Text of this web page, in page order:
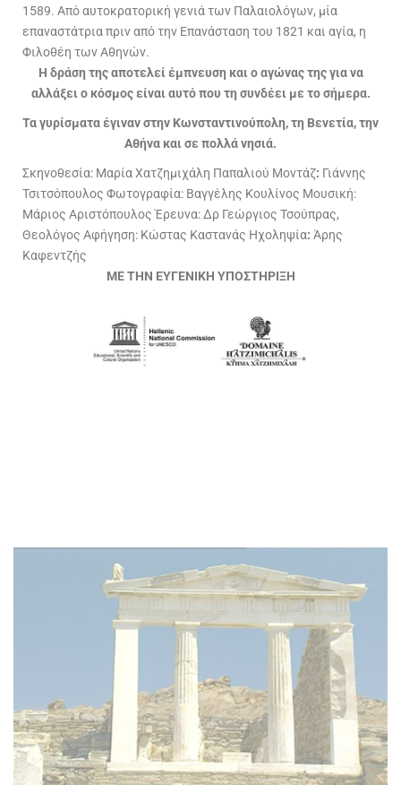
1589. Από αυτοκρατορική γενιά των Παλαιολόγων, μία
επαναστάτρια πριν από την Επανάσταση του 1821 και αγία, η
Φιλοθέη των Αθηνών.
Η δράση της αποτελεί έμπνευση και ο αγώνας της για να
αλλάξει ο κόσμος είναι αυτό που τη συνδέει με το σήμερα.
Τα γυρίσματα έγιναν στην Κωνσταντινούπολη, τη Βενετία, την
Αθήνα και σε πολλά νησιά.
Σκηνοθεσία: Μαρία Χατζημιχάλη Παπαλιού Μοντάζ: Γιάννης
Τσιτσόπουλος Φωτογραφία: Βαγγέλης Κουλίνος Μουσική:
Μάριος Αριστόπουλος Έρευνα: Δρ Γεώργιος Τσούπρας,
Θεολόγος Αφήγηση: Κώστας Καστανάς Ηχοληψία: Άρης
Καφεντζής
ΜΕ ΤΗΝ ΕΥΓΕΝΙΚΗ ΥΠΟΣΤΗΡΙΞΗ